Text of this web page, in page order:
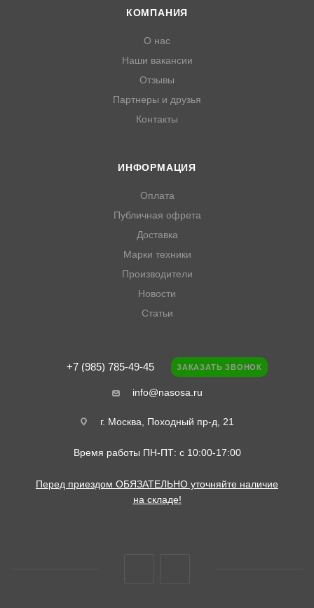
КОМПАНИЯ
О нас
Наши вакансии
Отзывы
Партнеры и друзья
Контакты
ИНФОРМАЦИЯ
Оплата
Публичная офрета
Доставка
Марки техники
Производители
Новости
Статьи
+7 (985) 785-49-45 ЗАКАЗАТЬ ЗВОНОК
info@nasosa.ru
г. Москва, Походный пр-д, 21
Время работы ПН-ПТ: с 10:00-17:00
Перед приездом ОБЯЗАТЕЛЬНО уточняйте наличие
на складе!